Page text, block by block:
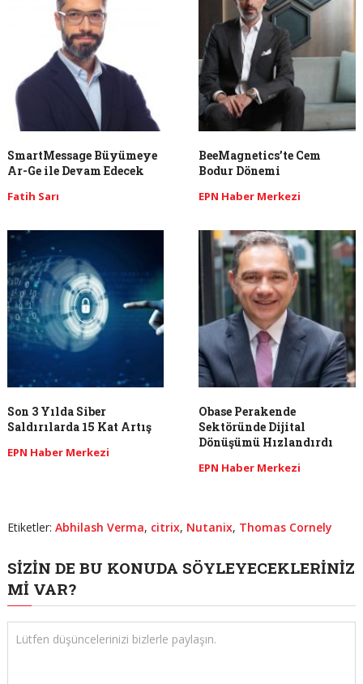
SmartMessage Büyümeye
Ar-Ge ile Devam Edecek
Fatih Sarı
BeeMagnetics’te Cem
Bodur Dönemi
EPN Haber Merkezi
Son 3 Yılda Siber
Saldırılarda 15 Kat Artış
EPN Haber Merkezi
Obase Perakende
Sektöründe Dijital
Dönüşümü Hızlandırdı
EPN Haber Merkezi
Etiketler: Abhilash Verma, citrix, Nutanix, Thomas Cornely
SIZIN DE BU KONUDA SÖYLEYECEKLERINIZ
MI VAR?